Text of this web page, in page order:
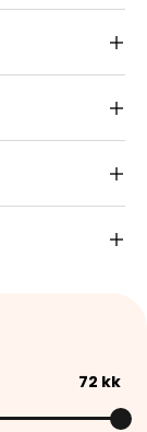
72 kk